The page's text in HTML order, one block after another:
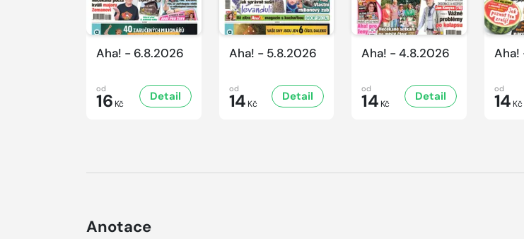
Aha! - 6.8.2026
od
16 Kč
Detail
Aha! - 5.8.2026
od
14 Kč
Detail
Aha! - 4.8.2026
od
14 Kč
Detail
Aha!
od
14 Kč
Anotace